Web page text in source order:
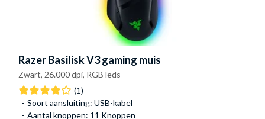
RazerBasilisk V3 gaming muis
Zwart, 26.000 dpi, RGB leds
(1)
Soort aansluiting: USB-kabel
Aantal knoppen: 11 Knoppen